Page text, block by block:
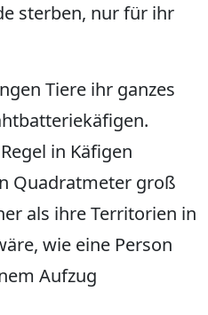
sterben, nur für ihr
Tiere ihr ganzes
in Käfigen
Quadratmeter groß
als ihre Territorien in
wie eine Person
Aufzug